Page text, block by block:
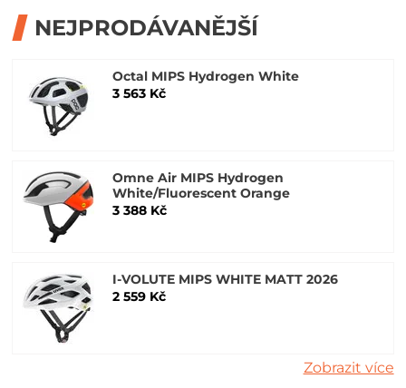
NEJPRODÁVANĚJŠÍ
Octal MIPS Hydrogen White
3 563 Kč
Omne Air MIPS Hydrogen
White/Fluorescent Orange
3 388 Kč
I-VOLUTE MIPS WHITE MATT 2026
2 559 Kč
Zobrazit více